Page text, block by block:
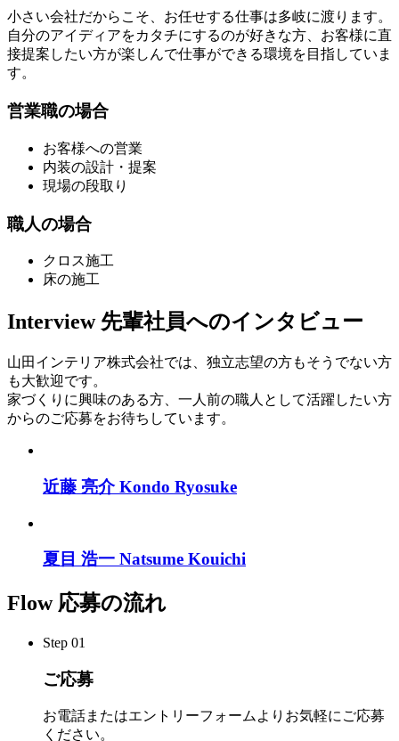
小さい会社だからこそ、お任せする仕事は多岐に渡ります。
自分のアイディアをカタチにするのが好きな方、お客様に直
接提案したい方が楽しんで仕事ができる環境を目指していま
す。
営業職の場合
お客様への営業
内装の設計・提案
現場の段取り
職人の場合
クロス施工
床の施工
Interview 先輩社員へのインタビュー
山田インテリア株式会社では、独立志望の方もそうでない方
も大歓迎です。
家づくりに興味のある方、一人前の職人として活躍したい方
からのご応募をお待ちしています。
近藤 亮介 Kondo Ryosuke
夏目 浩一 Natsume Kouichi
Flow 応募の流れ
Step 01
ご応募
お電話またはエントリーフォームよりお気軽にご応募
ください。